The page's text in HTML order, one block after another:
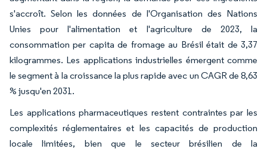
s'accroît. Selon les données de l'Organisation des Nations
Unies pour l'alimentation et l'agriculture de 2023, la
consommation per capita de fromage au Brésil était de 3,37
kilogrammes. Les applications industrielles émergent comme
le segment à la croissance la plus rapide avec un CAGR de 8,63
% jusqu'en 2031.
Les applications pharmaceutiques restent contraintes par les
complexités réglementaires et les capacités de production
locale limitées, bien que le secteur brésilien de la